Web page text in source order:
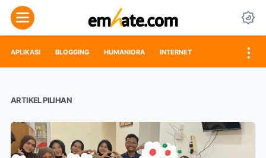
APLIKASI BLOGGING HUMANIORA INTERNET
ARTIKEL PILIHAN